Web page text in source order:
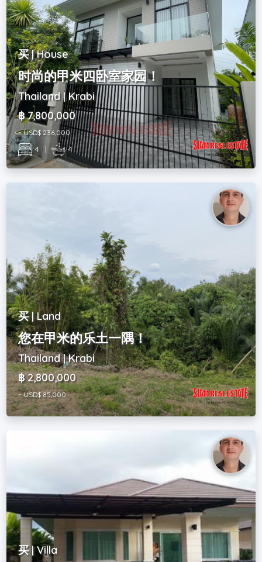
买 | House
时尚的甲米四卧室家园！
Thailand | Krabi
฿ 7,800,000
~ USD$ 236,000
4 | 4
买 | Land
您在甲米的乐土一隅！
Thailand | Krabi
฿ 2,800,000
~ USD$ 85,000
买 | Villa